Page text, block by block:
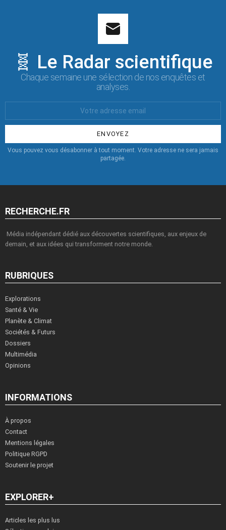
🧬 Le Radar scientifique
Chaque semaine une sélection de nos enquêtes et
analyses.
:
Vous pouvez vous désabonner à tout moment. Votre adresse ne sera jamais
partagée.
RECHERCHE.FR
Média indépendant dédié aux découvertes scientifiques, aux enjeux de
demain, et aux idées qui transforment notre monde.
RUBRIQUES
Explorations
Santé & Vie
Planète & Climat
Sociétés & Futurs
Dossiers
Multimédia
Opinions
INFORMATIONS
À propos
Contact
Mentions légales
Politique RGPD
Soutenir le projet
EXPLORER+
Articles les plus lus